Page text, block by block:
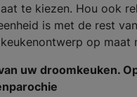
te kiezen. Hou ook
is met de rest
op maat
uw droomkeuken.